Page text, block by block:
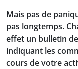
Mais pas de
pas longtemps.
effet un bulletin
indiquant les
cours de votre